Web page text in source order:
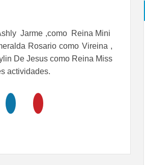
Jarme ,como Reina Mini
Rosario como Vireina ,
De Jesus como Reina Miss
actividades.